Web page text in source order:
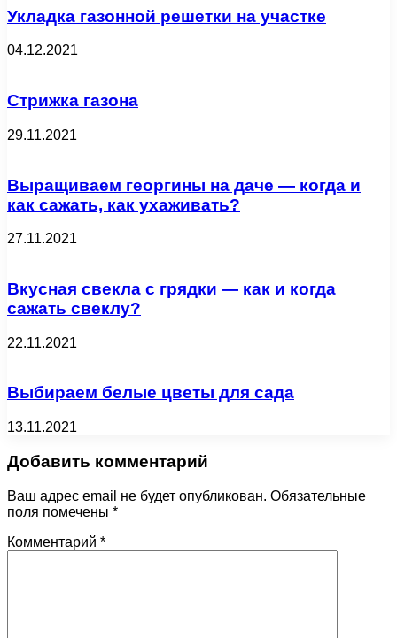
Укладка газонной решетки на участке
04.12.2021
Стрижка газона
29.11.2021
Выращиваем георгины на даче — когда и
как сажать, как ухаживать?
27.11.2021
Вкусная свекла с грядки — как и когда
сажать свеклу?
22.11.2021
Выбираем белые цветы для сада
13.11.2021
Добавить комментарий
Ваш адрес email не будет опубликован. Обязательные
поля помечены *
Комментарий *